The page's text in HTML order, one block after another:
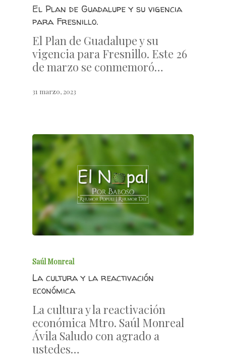
El Plan de Guadalupe y su vigencia
para Fresnillo.
El Plan de Guadalupe y su
vigencia para Fresnillo. Este 26
de marzo se conmemoró…
31 marzo, 2023
Saúl Monreal
La cultura y la reactivación
económica
La cultura y la reactivación
económica Mtro. Saúl Monreal
Ávila Saludo con agrado a
ustedes…